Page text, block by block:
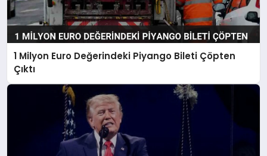
1 Milyon Euro Değerindeki Piyango Bileti Çöpten
Çıktı